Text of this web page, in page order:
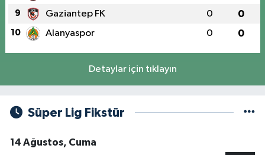
9 Gaziantep FK 0 0
10 Alanyaspor 0 0
Detaylar için tıklayın
Süper Lig Fikstür
14 Ağustos, Cuma